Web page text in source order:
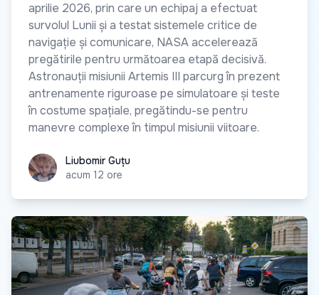
aprilie 2026, prin care un echipaj a efectuat
survolul Lunii și a testat sistemele critice de
navigație și comunicare, NASA accelerează
pregătirile pentru următoarea etapă decisivă.
Astronauții misiunii Artemis III parcurg în prezent
antrenamente riguroase pe simulatoare și teste
în costume spațiale, pregătindu-se pentru
manevre complexe în timpul misiunii viitoare.
Liubomir Guțu
Liubomir Guțu
acum 12 ore